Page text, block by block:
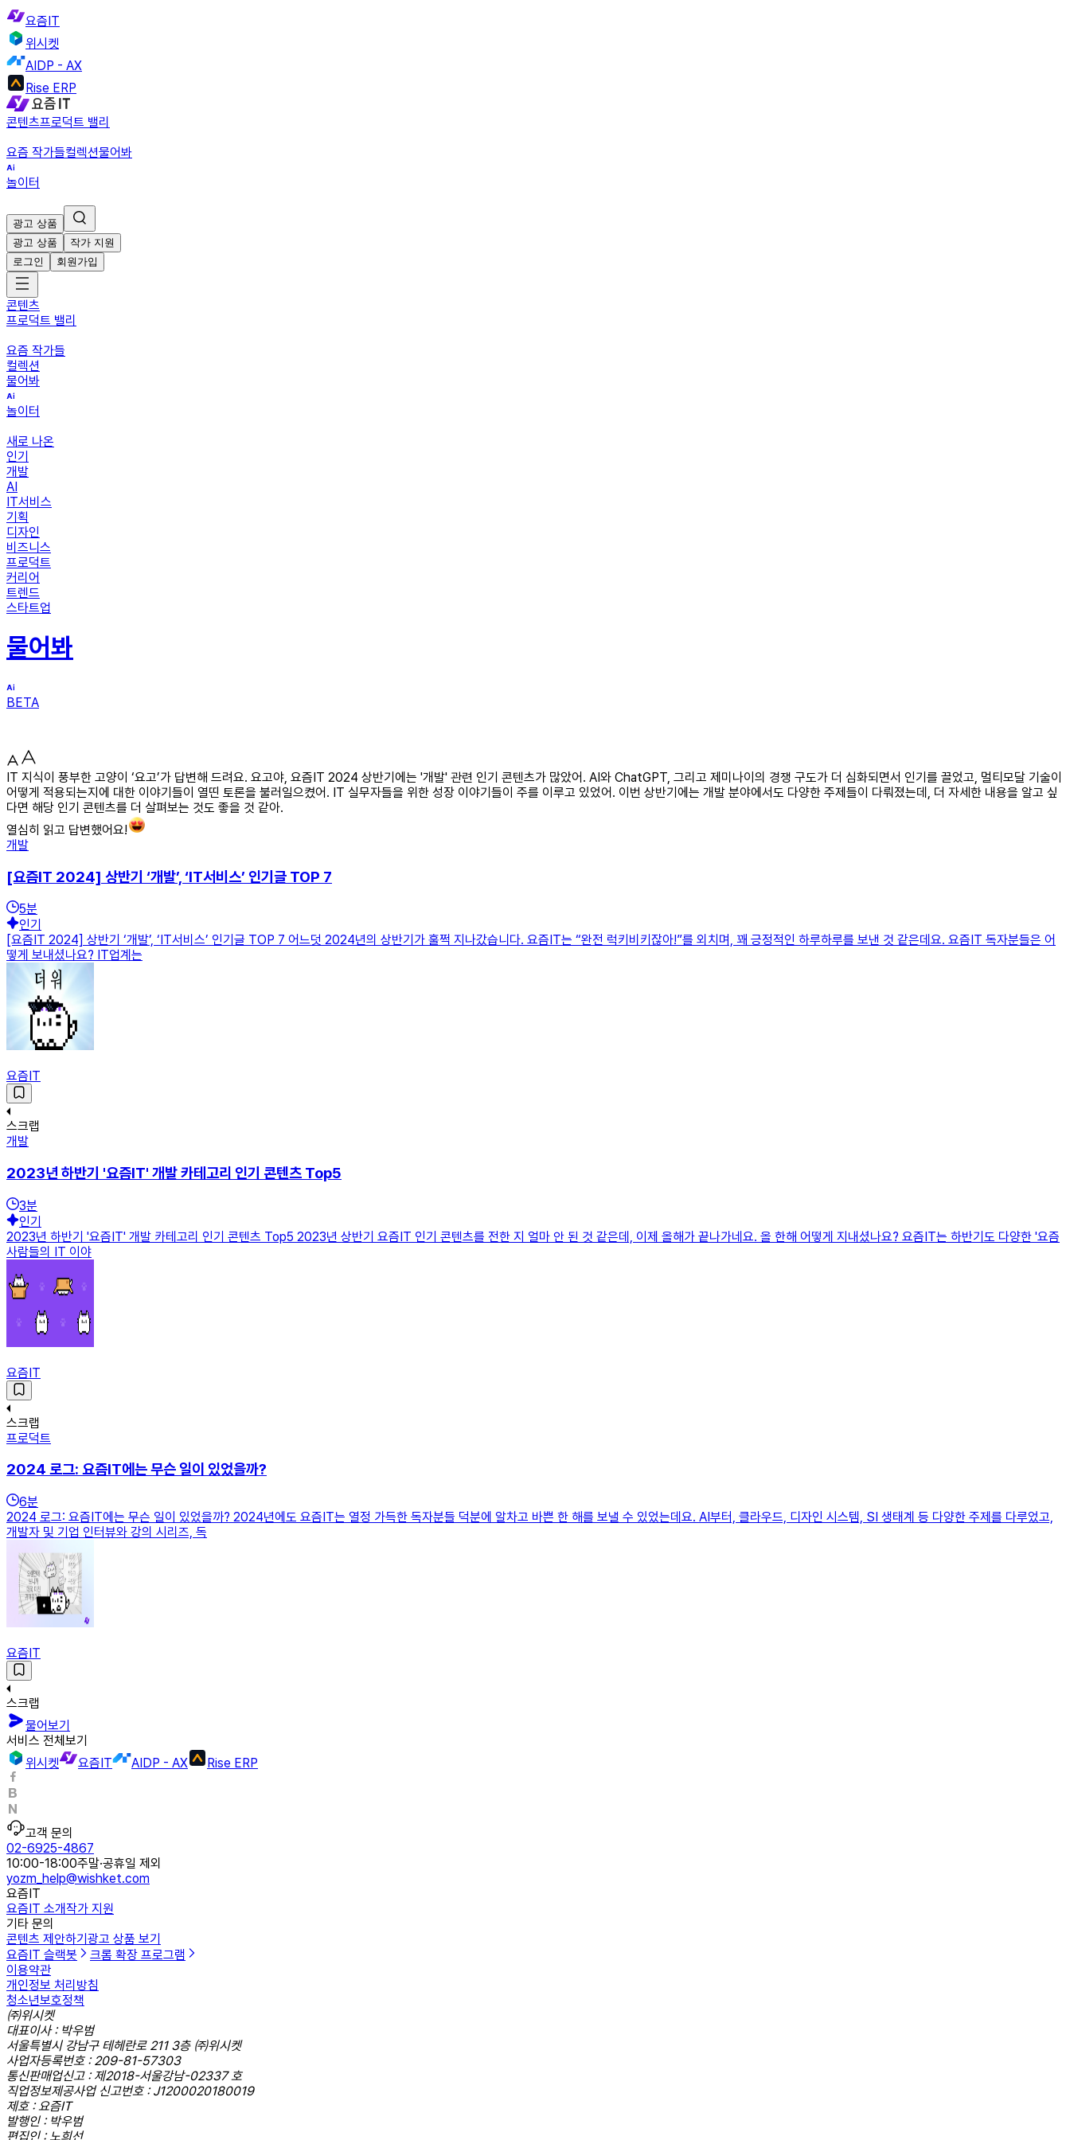
요즘IT
위시켓
AIDP - AX
Rise ERP
콘텐츠프로덕트 밸리
요즘 작가들컬렉션물어봐
놀이터
광고 상품
광고 상품
작가 지원
로그인
회원가입
콘텐츠
프로덕트 밸리
요즘 작가들
컬렉션
물어봐
놀이터
새로 나온
인기
개발
AI
IT서비스
기획
디자인
비즈니스
프로덕트
커리어
트렌드
스타트업
물어봐
BETA
IT 지식이 풍부한 고양이 ‘요고’가 답변해 드려요. 요고야, 요즘IT 2024 상반기에는 '개발' 관련 인기 콘텐츠가 많았어. AI와 ChatGPT, 그리고 제미나이의 경쟁 구도가 더 심화되면서 인기를 끌었고, 멀티모달 기술이
어떻게 적용되는지에 대한 이야기들이 열띤 토론을 불러일으켰어. IT 실무자들을 위한 성장 이야기들이 주를 이루고 있었어. 이번 상반기에는 개발 분야에서도 다양한 주제들이 다뤄졌는데, 더 자세한 내용을 알고 싶
다면 해당 인기 콘텐츠를 더 살펴보는 것도 좋을 것 같아.
열심히 읽고 답변했어요!
개발
[요즘IT 2024] 상반기 ‘개발’, ‘IT서비스’ 인기글 TOP 7
5분
인기
[요즘IT 2024] 상반기 ‘개발’, ‘IT서비스’ 인기글 TOP 7 어느덧 2024년의 상반기가 훌쩍 지나갔습니다. 요즘IT는 “완전 럭키비키잖아!”를 외치며, 꽤 긍정적인 하루하루를 보낸 것 같은데요. 요즘IT 독자분들은 어
떻게 보내셨나요? IT업계는
요즘IT
스크랩
개발
2023년 하반기 '요즘IT' 개발 카테고리 인기 콘텐츠 Top5
3분
인기
2023년 하반기 '요즘IT' 개발 카테고리 인기 콘텐츠 Top5 2023년 상반기 요즘IT 인기 콘텐츠를 전한 지 얼마 안 된 것 같은데, 이제 올해가 끝나가네요. 올 한해 어떻게 지내셨나요? 요즘IT는 하반기도 다양한 '요즘
사람들의 IT 이야
요즘IT
스크랩
프로덕트
2024 로그: 요즘IT에는 무슨 일이 있었을까?
6분
2024 로그: 요즘IT에는 무슨 일이 있었을까? 2024년에도 요즘IT는 열정 가득한 독자분들 덕분에 알차고 바쁜 한 해를 보낼 수 있었는데요. AI부터, 클라우드, 디자인 시스템, SI 생태계 등 다양한 주제를 다루었고,
개발자 및 기업 인터뷰와 강의 시리즈, 독
요즘IT
스크랩
물어보기
서비스 전체보기
위시켓
요즘IT AIDP - AX Rise ERP
고객 문의
02-6925-4867
10:00-18:00주말·공휴일 제외
yozm_help@wishket.com
요즘IT
요즘IT 소개작가 지원
기타 문의
콘텐츠 제안하기 광고 상품 보기
요즘IT 슬랙봇
크롬 확장 프로그램
이용약관
개인정보 처리방침
청소년보호정책
㈜위시켓
대표이사 : 박우범
서울특별시 강남구 테헤란로 211 3층 ㈜위시켓
사업자등록번호 : 209-81-57303
통신판매업신고 : 제2018-서울강남-02337 호
직업정보제공사업 신고번호 : J1200020180019
제호 : 요즘IT
발행인 : 박우범
편집인 : 노희선